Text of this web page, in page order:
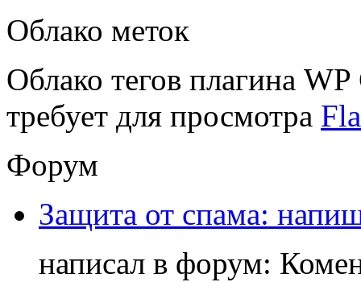
Облако меток
Облако тегов плагина
требует для просмотра
Форум
Защита от спама:
написал в форум: